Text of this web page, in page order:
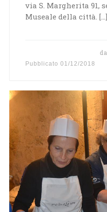
via S. Margherita 91,
Museale della città. […]
da
Pubblicato 01/12/2018